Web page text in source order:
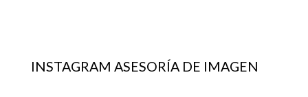
INSTAGRAM ASESORÍA DE IMAGEN